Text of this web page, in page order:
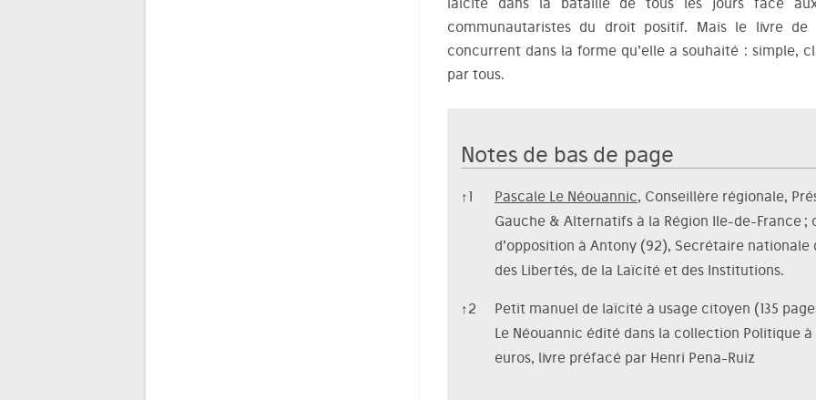
communautaristes du droit positif. Mais le livre de
concurrent dans la forme qu’elle a souhaité : simple,
par tous.
Notes de bas de page
Notes de bas de page
↑1 Pascale Le Néouannic, Conseillère régionale,
Gauche & Alternatifs à la Région Ile-de-France
d’opposition à Antony (92), Secrétaire nationale
des Libertés, de la Laïcité et des Institutions.
↑2
Petit manuel de laïcité à usage citoyen (135
Le Néouannic édité dans la collection Politique
euros, livre préfacé par Henri Pena-Ruiz